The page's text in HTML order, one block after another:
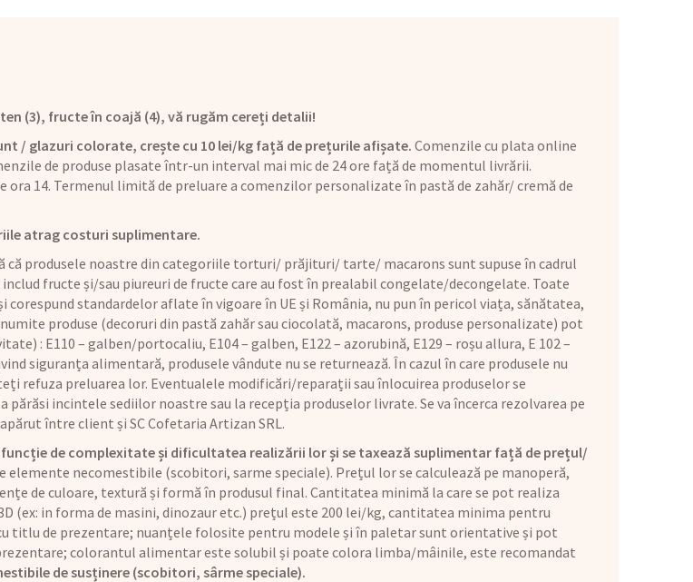
(3), fructe în coajă (4), vă rugăm cereți detalii!
/ glazuri colorate, crește cu 10 lei/kg față de prețurile afișate.Comenzile cu plata online
de produse plasate într-un interval mai mic de 24 ore față de momentul livrării.
14. Termenul limită de preluare a comenzilor personalizate în pastă de zahăr/ cremă de
atrag costuri suplimentare.
că produsele noastre din categoriile torturi/ prăjituri/ tarte/ macarons sunt supuse în cadrul
fructe și/sau piureuri de fructe care au fost în prealabil congelate/decongelate. Toate
standardelor aflate în vigoare în UE și România, nu pun în pericol viața, sănătatea,
produse (decoruri din pastă zahăr sau ciocolată, macarons, produse personalizate) pot
: E110 – galben/portocaliu, E104 – galben, E122 – azorubină, E129 – roșu allura, E 102 –
siguranța alimentară, produsele vândute nu se returnează. În cazul în care produsele nu
refuza preluarea lor. Eventualele modificări/reparații sau înlocuirea produselor se
incintele sediilor noastre sau la recepția produselor livrate. Se va încerca rezolvarea pe
între client și SC Cofetaria Artizan SRL.
de complexitate și dificultatea realizării lor și se taxează suplimentar față de prețul/
necomestibile (scobitori, sarme speciale). Prețul lor se calculează pe manoperă,
de culoare, textură și formă în produsul final. Cantitatea minimă la care se pot realiza
in forma de masini, dinozaur etc.) prețul este 200 lei/kg, cantitatea minima pentru
titlu de prezentare; nuanțele folosite pentru modele și în paletar sunt orientative și pot
colorantul alimentar este solubil și poate colora limba/mâinile, este recomandat
de susținere (scobitori, sârme speciale).